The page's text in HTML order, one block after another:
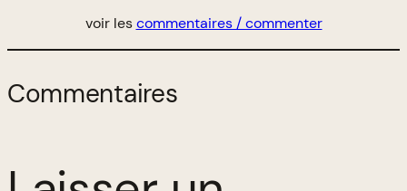
voir lescommentaires / commenter
Commentaires